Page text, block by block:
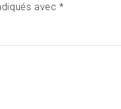
avec*